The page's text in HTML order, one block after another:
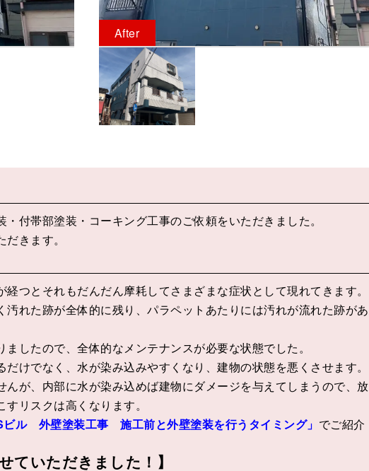
After
付帯部塗装・コーキング工事のご依頼をいただきました。
きます。
つとそれもだんだん摩耗してさまざまな症状として現れてきます。
れた跡が全体的に残り、パラペットあたりには汚れが流れた跡があ
したので、全体的なメンテナンスが必要な状態でした。
けでなく、水が染み込みやすくなり、建物の状態を悪くさせます。
が、内部に水が染み込めば建物にダメージを与えてしまうので、放
リスクは高くなります。
ル 外壁塗装工事 施工前と外壁塗装を行うタイミング」 でご紹介
ていただきました！】